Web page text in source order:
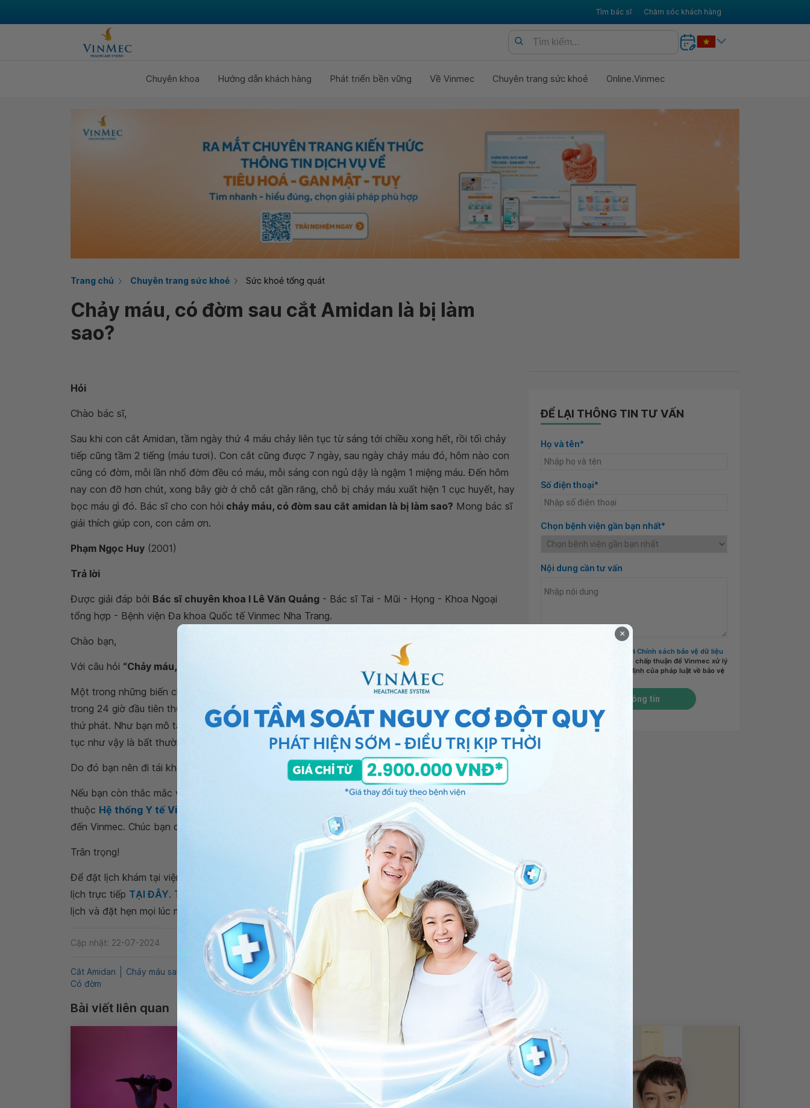
Tìm bác sĩ Chăm sóc khách hàng
Chuyên khoa Hướng dẫn khách hàng Phát triển bền vững Về Vinmec Chuyên trang sức khoẻ Online.Vinmec
Trang chủ Chuyên trang sức khoẻ Sức khoẻ tổng quát
Chảy máu, có đờm sau cắt Amidan là bị làm
sao?
Hỏi
Chào bác sĩ,
Sau khi con cắt Amidan, tầm ngày thứ 4 máu chảy liên tục từ sáng tới chiều xong hết, rồi tối chảy
tiếp cũng tầm 2 tiếng (máu tươi). Con cắt cũng được 7 ngày, sau ngày chảy máu đó, hôm nào con
cũng có đờm, mỗi lần nhổ đờm đều có máu, mỗi sáng con ngủ dậy là ngậm 1 miệng máu. Đến hôm
nay con đỡ hơn chút, xong bây giờ ở chỗ cắt gần răng, chỗ bị chảy máu xuất hiện 1 cục huyết, hay
bọc máu gì đó. Bác sĩ cho con hỏi chảy máu, có đờm sau cắt amidan là bị làm sao? Mong bác sĩ
giải thích giúp con, con cảm ơn.
Phạm Ngọc Huy (2001)
Trả lời
Được giải đáp bởi Bác sĩ chuyên khoa I Lê Văn Quảng - Bác sĩ Tai - Mũi - Họng - Khoa Ngoại
tổng hợp - Bệnh viện Đa khoa Quốc tế Vinmec Nha Trang.
Chào bạn,
Với câu hỏi “Chảy máu, có đờm sau cắt Amidan là bị làm sao?” , bác sĩ xin giải đáp như sau:
Một trong những biến chứng sau phẫu thuật cắt amidan là chảy máu sau mổ. Nó có thể xảy ra
trong 24 giờ đầu tiên thường gọi là chảy máu nguyên phát và sau 24 giờ sau cắt gọi là chảy máu
thứ phát. Như bạn mô tả trường hợp của bạn thuộc nhóm chảy máu thứ phát sau mổ và chảy liên
tục như vậy là bất thường và nguy hiểm.
Do đó bạn nên đi tái khám tại cơ sở đã cắt Amidan để kiểm tra càng sớm càng tốt.
Nếu bạn còn thắc mắc về việc chảy máu, có đờm sau cắt Amidan, bạn có thể đến bệnh viện
thuộc Hệ thống Y tế Vinmec
để kiểm tra và tư vấn thêm. Cảm ơn bạn đã tin tưởng và gửi câu hỏi
đến Vinmec. Chúc bạn có thật nhiều sức khỏe.
Trân trọng!
Để đặt lịch khám tại viện, Quý khách vui lòng bấm số , đặt muaGÓI DỊCH VỤ
lịch trực tiếp TẠI ĐÂY. Tải và đặt lịch khám tự động trên ứng dụng My Vinmec để quản lý, theo dõi
lịch và đặt hẹn mọi lúc mọi nơi ngay trên ứng dụng.
Cập nhật: 22-07-2024 Chia sẻ
Cắt Amidan Chảy máu sau cắt Amidan Chảy máu nguyên phát Chảy máu thứ phát
QnA
Có đờm
ĐỂ LẠI THÔNG TIN TƯ VẤN
Họ và tên*
Số điện thoại*
Chọn bệnh viện gần bạn nhất*
Nội dung cần tư vấn
Tôi đã đọc và đồng ý với Chính sách bảo vệ dữ liệu
và chấp thuận để Vinmec xử lý
DLCN của tôi theo quy định của pháp luật về bảo vệ
Gửi thông tin
Bài viết liên quan
×